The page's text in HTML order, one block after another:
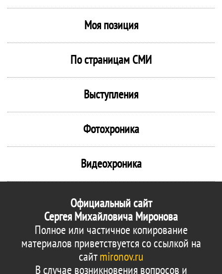
Моя позиция
По страницам СМИ
Выступления
Фотохроника
Видеохроника
Официальный сайт
Сергея Михайловича Миронова
Полное или частичное копирование
материалов приветствуется со ссылкой на
сайтmironov.ru
В случае возникновения вопросов и